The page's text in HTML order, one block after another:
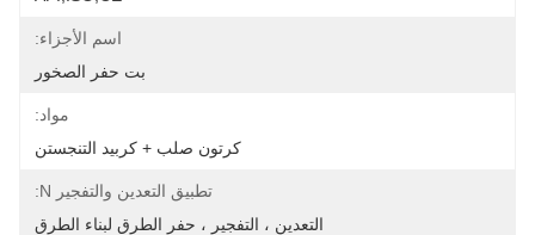
اسم الأجزاء:
بت حفر الصخور
مواد:
كرتون صلب + كربيد التنجستن
تطبيق التعدين والتفجير N:
التعدين ، التفجير ، حفر الطرق لبناء الطرق